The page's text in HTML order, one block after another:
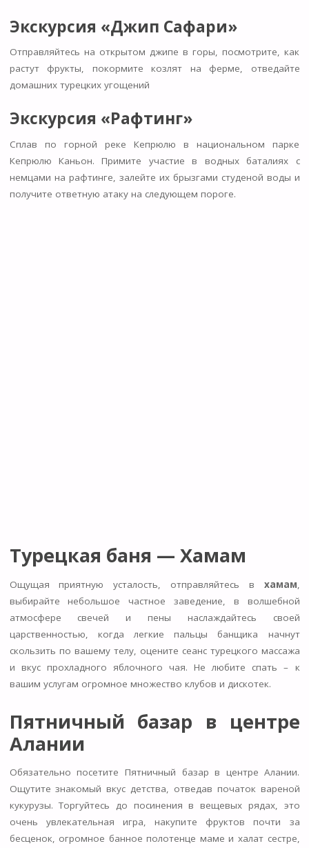
Экскурсия «Джип Сафари»
Отправляйтесь на открытом джипе в горы, посмотрите, как
растут фрукты, покормите козлят на ферме, отведайте
домашних турецких угощений
Экскурсия «Рафтинг»
Сплав по горной реке Кепрюлю в национальном парке
Кепрюлю Каньон. Примите участие в водных баталиях с
немцами на рафтинге, залейте их брызгами студеной воды и
получите ответную атаку на следующем пороге.
Турецкая баня — Хамам
Ощущая приятную усталость, отправляйтесь в хамам,
выбирайте небольшое частное заведение, в волшебной
атмосфере свечей и пены наслаждайтесь своей
царственностью, когда легкие пальцы банщика начнут
скользить по вашему телу, оцените сеанс турецкого массажа
и вкус прохладного яблочного чая. Не любите спать – к
вашим услугам огромное множество клубов и дискотек.
Пятничный базар в центре
Алании
Обязательно посетите Пятничный базар в центре Алании.
Ощутите знакомый вкус детства, отведав початок вареной
кукурузы. Торгуйтесь до посинения в вещевых рядах, это
очень увлекательная игра, накупите фруктов почти за
бесценок, огромное банное полотенце маме и халат сестре,